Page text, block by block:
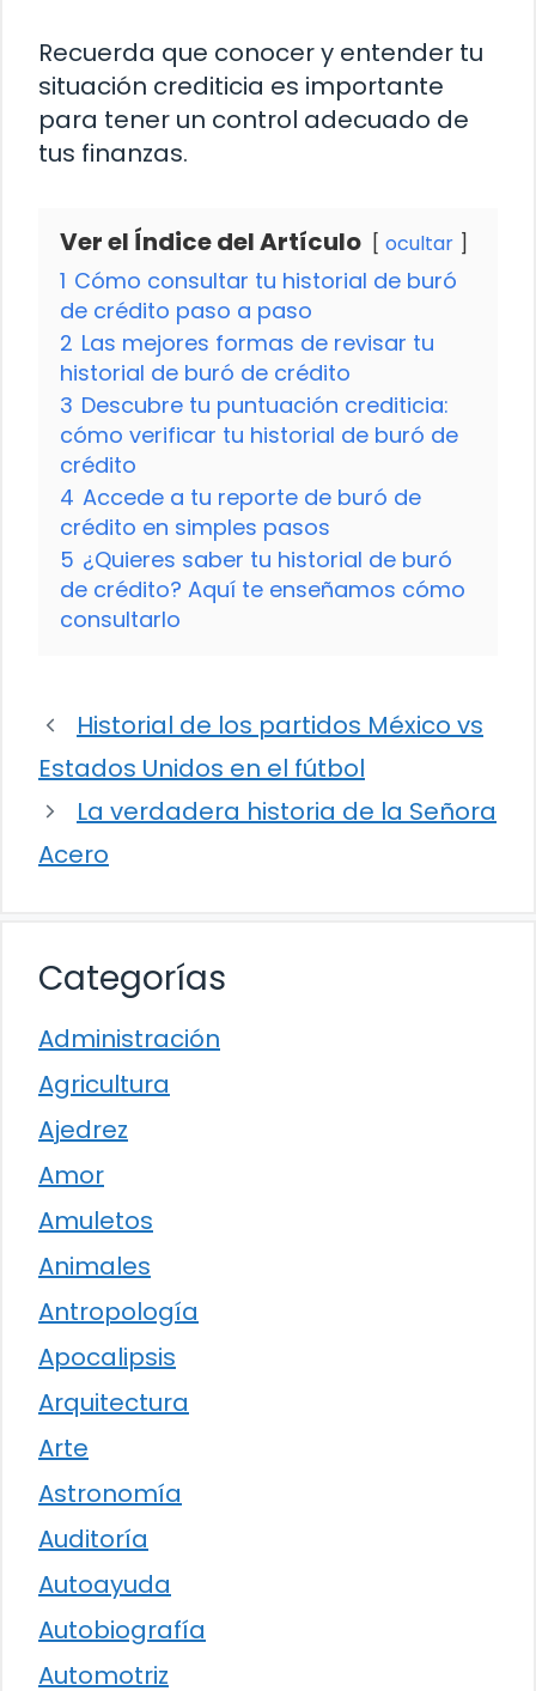
Recuerda que conocer y entender tu
situación crediticia es importante
para tener un control adecuado de
tus finanzas.
Ver el Índice del Artículo ocultar
1 Cómo consultar tu historial de buró
de crédito paso a paso
2 Las mejores formas de revisar tu
historial de buró de crédito
3 Descubre tu puntuación crediticia:
cómo verificar tu historial de buró de
crédito
4 Accede a tu reporte de buró de
crédito en simples pasos
5 ¿Quieres saber tu historial de buró
de crédito? Aquí te enseñamos cómo
consultarlo
Historial de los partidos México vs
Estados Unidos en el fútbol
La verdadera historia de la Señora
Acero
Categorías
Administración
Agricultura
Ajedrez
Amor
Amuletos
Animales
Antropología
Apocalipsis
Arquitectura
Arte
Astronomía
Auditoría
Autoayuda
Autobiografía
Automotriz